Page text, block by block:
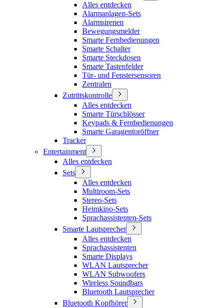
Alles entdecken
Alarmanlagen-Sets
Alarmsirenen
Bewegungsmelder
Smarte Fernbedienungen
Smarte Schalter
Smarte Steckdosen
Smarte Tastenfelder
Tür- und Fenstersensoren
Zentralen
Zutrittskontrolle
Alles entdecken
Smarte Türschlösser
Keypads & Fernbedienungen
Smarte Garagentoröffner
Tracker
Entertainment
Alles entdecken
Sets
Alles entdecken
Multiroom-Sets
Stereo-Sets
Heimkino-Sets
Sprachassistenten-Sets
Smarte Lautsprecher
Alles entdecken
Sprachassistenten
Smarte Displays
WLAN Lautsprecher
WLAN Subwoofers
Wireless Soundbars
Bluetooth Lautsprecher
Bluetooth Kopfhörer